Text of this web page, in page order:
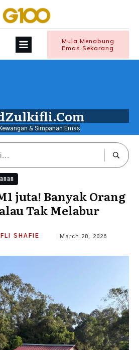
Mula Menabung
Emas Sekarang
& Simpanan Emas
juta! Banyak Orang
Tak Melabur
SHAFIE March 28, 2026